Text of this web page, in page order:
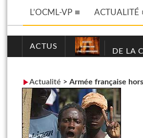
L’OCML-VP ACTUALITÉ
ACTUS
DE LA
Actualité > Armée française